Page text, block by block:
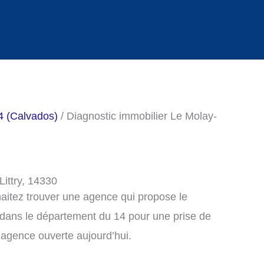
(Calvados) / Diagnostic immobilier Le Molay-
14330
trouver une agence qui propose le
le département du 14 pour une prise de
ouverte aujourd’hui.